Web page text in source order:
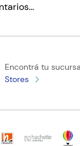
Encontrá tu
Stores